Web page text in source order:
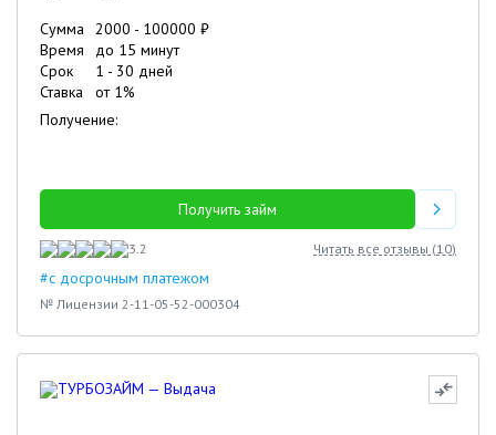
Сумма 2000 - 100000 ₽
Время
до 15 минут
Срок
1 - 30 дней
Ставка
от 1%
Получение:
Получить займ
3.2 Читать все отзывы (10)
#с досрочным платежом
№ Лицензии 2-11-05-52-000304